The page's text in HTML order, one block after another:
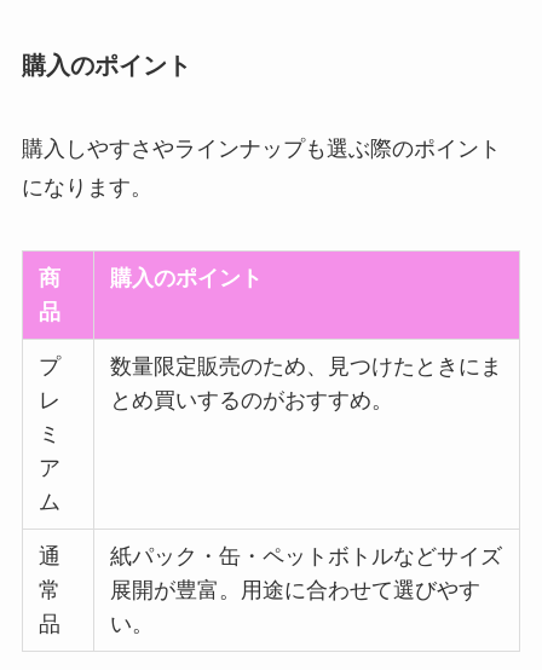
購入のポイント
購入しやすさやラインナップも選ぶ際のポイント
になります。
商
品
購入のポイント
プ
レ
ミ
ア
ム
数量限定販売のため、見つけたときにま
とめ買いするのがおすすめ。
通
常
品
紙パック・缶・ペットボトルなどサイズ
展開が豊富。用途に合わせて選びやす
い。